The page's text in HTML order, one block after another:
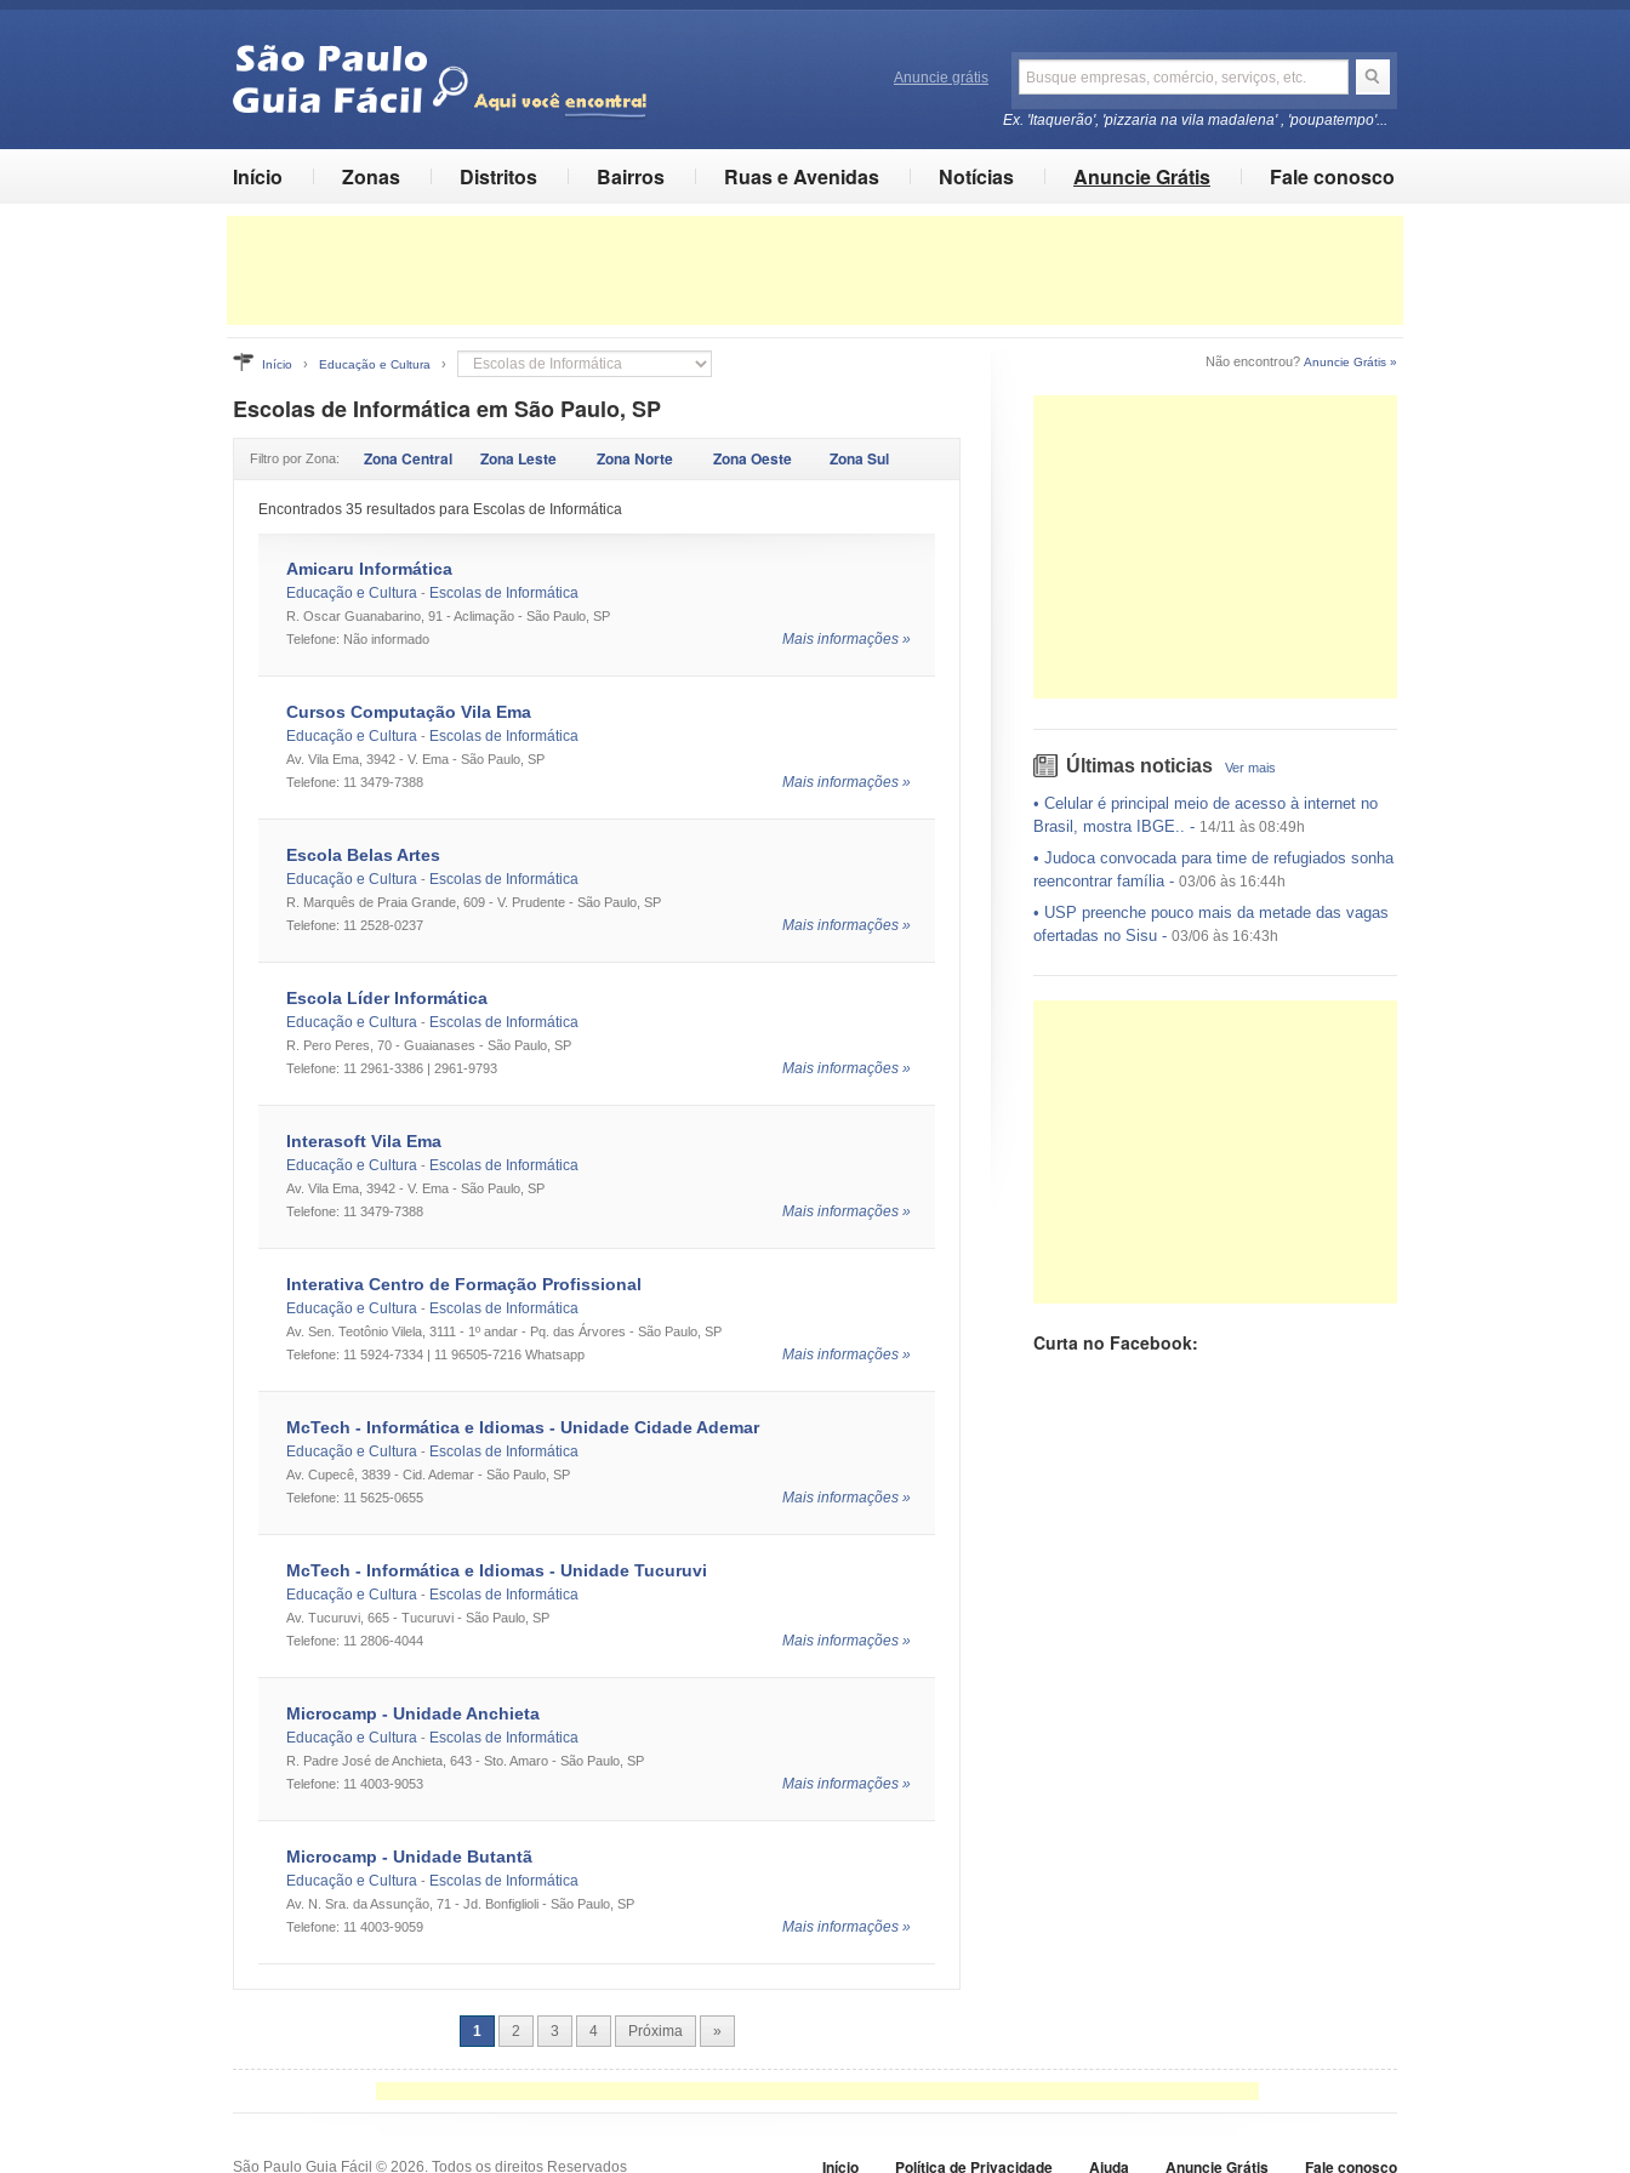
Anuncie grátis
Ex. 'Itaquerão', 'pizzaria na vila madalena' , 'poupatempo'...
Início Zonas Distritos Bairros Ruas e Avenidas Notícias Anuncie Grátis Fale conosco
Início › Educação e Cultura › Não encontrou? Anuncie Grátis »
Escolas de Informática em São Paulo, SP
Filtro por Zona: Zona Central Zona Leste Zona Norte Zona Oeste Zona Sul
Encontrados 35 resultados para Escolas de Informática
Amicaru Informática
Educação e Cultura - Escolas de Informática
R. Oscar Guanabarino, 91 - Aclimação - São Paulo, SP
Mais informações »
Telefone: Não informado
Cursos Computação Vila Ema
Educação e Cultura - Escolas de Informática
Av. Vila Ema, 3942 - V. Ema - São Paulo, SP
Mais informações »
Telefone: 11 3479-7388
Escola Belas Artes
Educação e Cultura - Escolas de Informática
R. Marquês de Praia Grande, 609 - V. Prudente - São Paulo, SP
Mais informações »
Telefone: 11 2528-0237
Escola Líder Informática
Educação e Cultura - Escolas de Informática
R. Pero Peres, 70 - Guaianases - São Paulo, SP
Mais informações »
Telefone: 11 2961-3386 | 2961-9793
Interasoft Vila Ema
Educação e Cultura - Escolas de Informática
Av. Vila Ema, 3942 - V. Ema - São Paulo, SP
Mais informações »
Telefone: 11 3479-7388
Interativa Centro de Formação Profissional
Educação e Cultura - Escolas de Informática
Av. Sen. Teotônio Vilela, 3111 - 1º andar - Pq. das Árvores - São Paulo, SP
Mais informações »
Telefone: 11 5924-7334 | 11 96505-7216 Whatsapp
McTech - Informática e Idiomas - Unidade Cidade Ademar
Educação e Cultura - Escolas de Informática
Av. Cupecê, 3839 - Cid. Ademar - São Paulo, SP
Mais informações »
Telefone: 11 5625-0655
McTech - Informática e Idiomas - Unidade Tucuruvi
Educação e Cultura - Escolas de Informática
Av. Tucuruvi, 665 - Tucuruvi - São Paulo, SP
Mais informações »
Telefone: 11 2806-4044
Microcamp - Unidade Anchieta
Educação e Cultura - Escolas de Informática
R. Padre José de Anchieta, 643 - Sto. Amaro - São Paulo, SP
Mais informações »
Telefone: 11 4003-9053
Microcamp - Unidade Butantã
Educação e Cultura - Escolas de Informática
Av. N. Sra. da Assunção, 71 - Jd. Bonfiglioli - São Paulo, SP
Mais informações »
Telefone: 11 4003-9059
Últimas noticias Ver mais
• Celular é principal meio de acesso à internet no
Brasil, mostra IBGE.. - 14/11 às 08:49h
• Judoca convocada para time de refugiados sonha
reencontrar família- 03/06 às 16:44h
• USP preenche pouco mais da metade das vagas
ofertadas no Sisu - 03/06 às 16:43h
Curta no Facebook:
1 2 3 4 Próxima »
São Paulo Guia Fácil © 2026. Todos os direitos Reservados Início Política de Privacidade Ajuda Anuncie Grátis Fale conosco